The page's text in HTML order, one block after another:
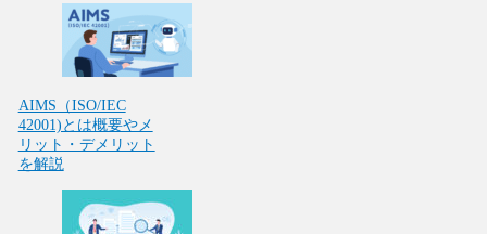
AIMS（ISO/IEC
42001)とは概要やメ
リット・デメリット
を解説